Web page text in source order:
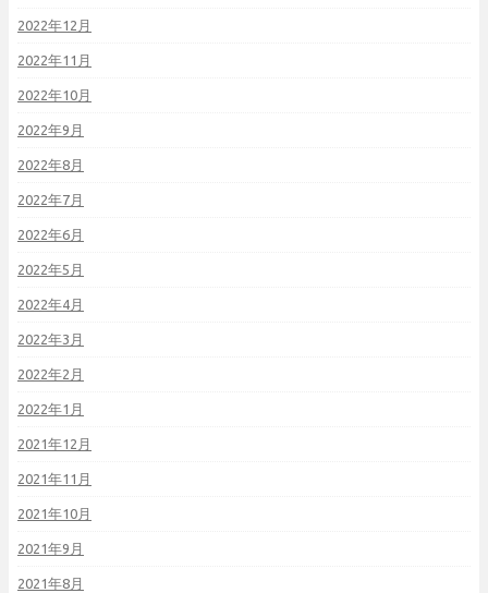
2022年12月
2022年11月
2022年10月
2022年9月
2022年8月
2022年7月
2022年6月
2022年5月
2022年4月
2022年3月
2022年2月
2022年1月
2021年12月
2021年11月
2021年10月
2021年9月
2021年8月